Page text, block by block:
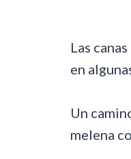
Las
en
Un
melena